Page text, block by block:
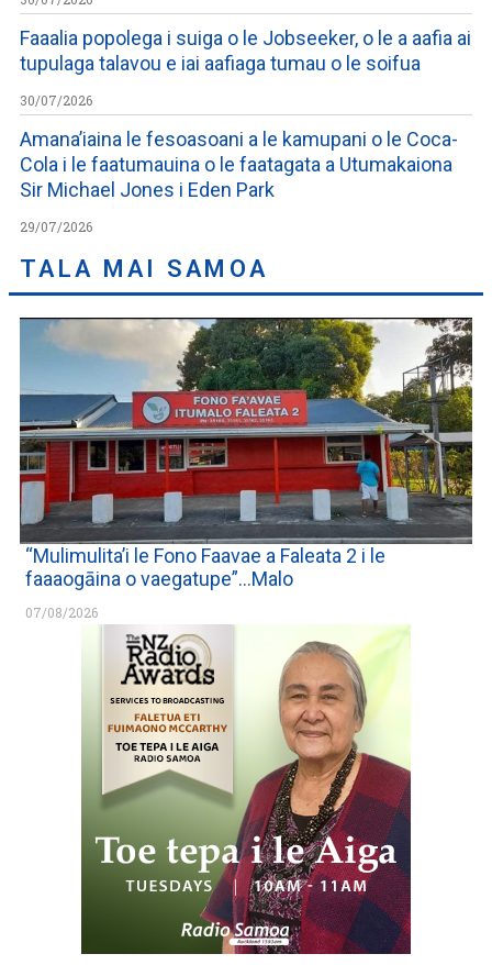
Faaalia popolega i suiga o le Jobseeker, o le a aafia ai
tupulaga talavou e iai aafiaga tumau o le soifua
30/07/2026
Amana’iaina le fesoasoani a le kamupani o le Coca-
Cola i le faatumauina o le faatagata a Utumakaiona
Sir Michael Jones i Eden Park
29/07/2026
TALA MAI SAMOA
“Mulimulita’i le Fono Faavae a Faleata 2 i le
faaaogāina o vaegatupe”…Malo
07/08/2026